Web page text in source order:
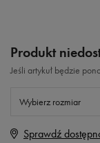
Produkt
Jeśli artykuł będzie
Wybierz rozmiar
Rozmiary
Sprawdź